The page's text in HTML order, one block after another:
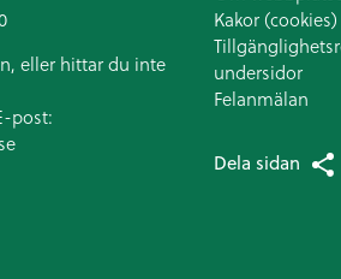
eller hittar du inte
post:
Kakor (cookies)
undersidor
Felanmälan
Dela sidan